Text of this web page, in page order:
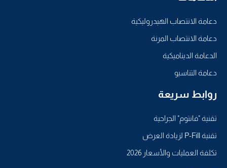
دعامة الانتصاب الهيدروليكية
دعامة الانتصاب المرنة
الدعامة الديناميكية
دعامة التناسيو
روابط سريعة
تقنية "فانتوم" الجراحية
تقنية P-Fill لزيادة العرض
تكلفة العمليات والأسعار 2026